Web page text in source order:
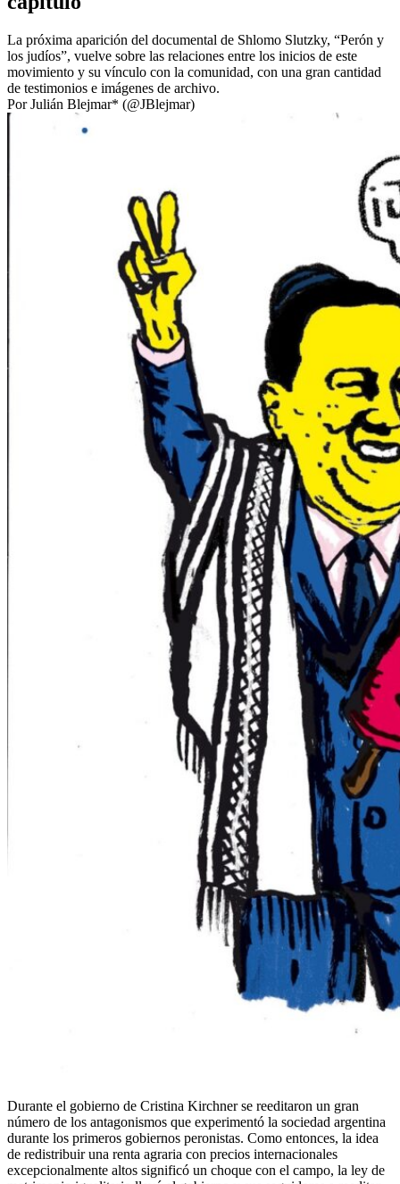
La próxima aparición del documental de Shlomo Slutzky, “Perón y
los judíos”, vuelve sobre las relaciones entre los inicios de este
movimiento y su vínculo con la comunidad, con una gran cantidad
de testimonios e imágenes de archivo.
Por Julián Blejmar* (@JBlejmar)
Durante el gobierno de Cristina Kirchner se reeditaron un gran
número de los antagonismos que experimentó la sociedad argentina
durante los primeros gobiernos peronistas. Como entonces, la idea
de redistribuir una renta agraria con precios internacionales
excepcionalmente altos significó un choque con el campo, la ley de